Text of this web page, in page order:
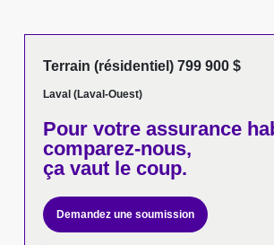
Terrain (résidentiel) 799 900 $
Laval (Laval-Ouest)
Pour votreassurance
comparez-nous,
ça vaut le coup.
Demandez une soumission